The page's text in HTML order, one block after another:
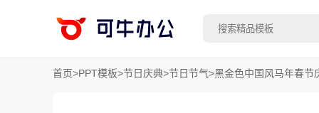
首页>PPT模板>节日庆典>节日节气>黑金色中国风马年春节